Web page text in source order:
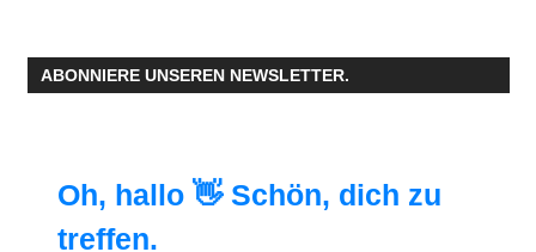
ABONNIERE UNSEREN NEWSLETTER.
Oh, hallo 👋 Schön, dich zu
treffen.